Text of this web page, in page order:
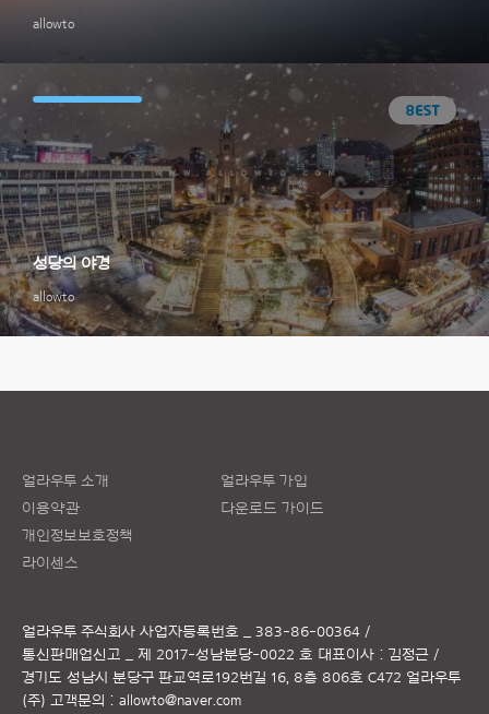
allowto
allowto
성당의 야경
얼라우투 소개
이용약관
개인정보보호정책
라이센스
얼라우투 가입
다운로드 가이드
얼라우투 주식회사 사업자등록번호 _ 383-86-00364 /
통신판매업신고 _ 제 2017-성남분당-0022 호 대표이사 : 김정근 /
경기도 성남시 분당구 판교역로192번길 16, 8층 806호 C472 얼라우투
(주) 고객문의 : allowto@naver.com